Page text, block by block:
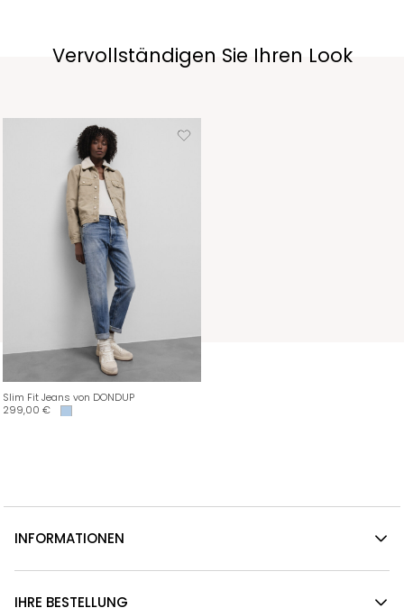
Vervollständigen Sie Ihren Look
Slim Fit Jeans von DONDUP
299,00 €
INFORMATIONEN
IHRE BESTELLUNG